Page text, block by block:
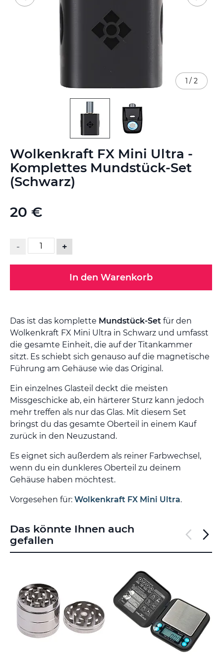
Wolkenkraft FX Mini Ultra -
Komplettes Mundstück-Set
(Schwarz)
20 €
- +
In den Warenkorb
Das ist das komplette Mundstück-Set für den
Wolkenkraft FX Mini Ultra in Schwarz und umfasst
die gesamte Einheit, die auf der Titankammer
sitzt. Es schiebt sich genauso auf die magnetische
Führung am Gehäuse wie das Original.
Ein einzelnes Glasteil deckt die meisten
Missgeschicke ab, ein härterer Sturz kann jedoch
mehr treffen als nur das Glas. Mit diesem Set
bringst du das gesamte Oberteil in einem Kauf
zurück in den Neuzustand.
Es eignet sich außerdem als reiner Farbwechsel,
wenn du ein dunkleres Oberteil zu deinem
Gehäuse haben möchtest.
Vorgesehen für: Wolkenkraft FX Mini Ultra.
1 / 2
Anfang
der
Bildgalerie
springen
Das könnte Ihnen auch
gefallen